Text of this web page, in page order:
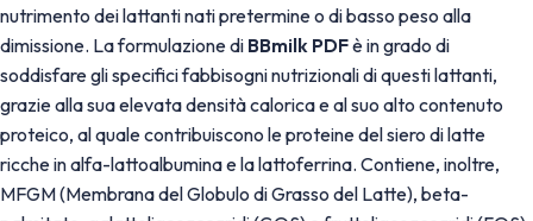
nutrimento dei lattanti nati pretermine o di basso peso alla
dimissione. La formulazione di BBmilk PDFè in grado di
soddisfare gli specifici fabbisogni nutrizionali di questi lattanti,
grazie alla sua elevata densità calorica e al suo alto contenuto
proteico, al quale contribuiscono le proteine del siero di latte
ricche in alfa-lattoalbumina e la lattoferrina. Contiene, inoltre,
MFGM (Membrana del Globulo di Grasso del Latte), beta-